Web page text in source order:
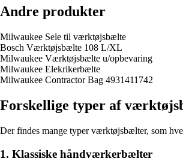
Andre produkter
Milwaukee Sele til værktøjsbælte
Bosch Værktøjsbælte 108 L/XL
Milwaukee Værktøjsbælte u/opbevaring
Milwaukee Elekrikerbælte
Milwaukee Contractor Bag 4931411742
Forskellige typer af
Der findes mange typer værktøjsbælter, som
1. Klassiske håndværkerbælter